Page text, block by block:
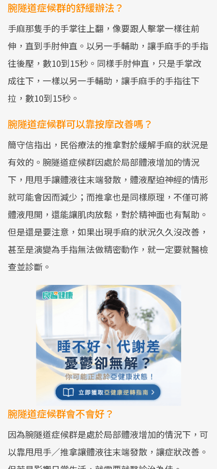
腕隧道症候群的舒緩辦法？
手麻那隻手的手掌往上翻，像要跟人擊掌一樣往前
伸，直到手肘伸直。以另一手輔助，讓手麻手的手指
往後壓，數10到15秒。同樣手肘伸直，只是手掌改
成往下，一樣以另一手輔助，讓手麻手的手指往下
拉，數10到15秒。
腕隧道症候群可以靠按摩改善嗎？
簡守信指出，民俗療法的推拿對於緩解手麻的狀況是
有效的。腕隧道症候群因處於局部體液增加的情況
下，甩甩手讓體液往末端發散，體液壓迫神經的情形
就可能會因而減少；而推拿也是同樣原理，不僅可將
體液甩開，還能讓肌肉放鬆，對於精神面也有幫助。
但是還是要注意，如果出現手麻的狀況久久沒改善，
甚至是演變為手指無法做精密動作，就一定要就醫檢
查並診斷。
腕隧道症候群會不會好？
因為腕隧道症候群是處於局部體液增加的情況下，可
以靠甩甩手／推拿讓體液往末端發散，讓症狀改善。